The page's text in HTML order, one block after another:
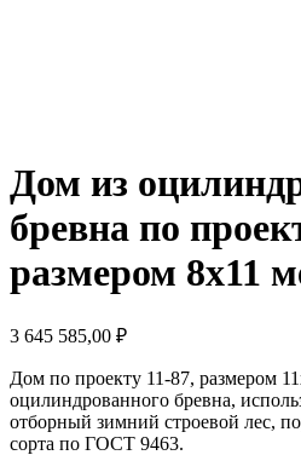
Дом из
бревна по
размером 8x11
3 645 585,00 ₽
Дом по проекту 11-87, размером
оцилиндрованного бревна,
отборный зимний строевой лес,
сорта по ГОСТ 9463.